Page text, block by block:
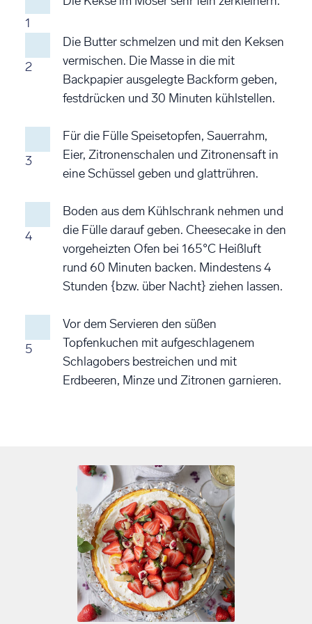
1
2
Die Butter schmelzen und mit den Keksen
vermischen. Die Masse in die mit
Backpapier ausgelegte Backform geben,
festdrücken und 30 Minuten kühlstellen.
3
Für die Fülle Speisetopfen, Sauerrahm,
Eier, Zitronenschalen und Zitronensaft in
eine Schüssel geben und glattrühren.
4
Boden aus dem Kühlschrank nehmen und
die Fülle darauf geben. Cheesecake in den
vorgeheizten Ofen bei 165°C Heißluft
rund 60 Minuten backen. Mindestens 4
Stunden {bzw. über Nacht} ziehen lassen.
5
Vor dem Servieren den süßen
Topfenkuchen mit aufgeschlagenem
Schlagobers bestreichen und mit
Erdbeeren, Minze und Zitronen garnieren.